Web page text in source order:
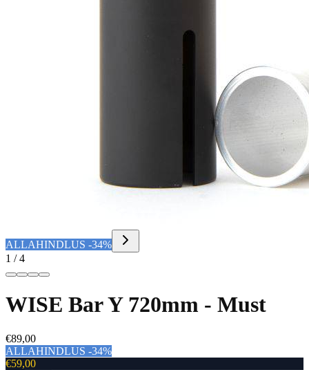
ALLAHINDLUS -34%
1 / 4
WISE Bar Y 720mm - Must
€89,00
ALLAHINDLUS -34%
€59,00